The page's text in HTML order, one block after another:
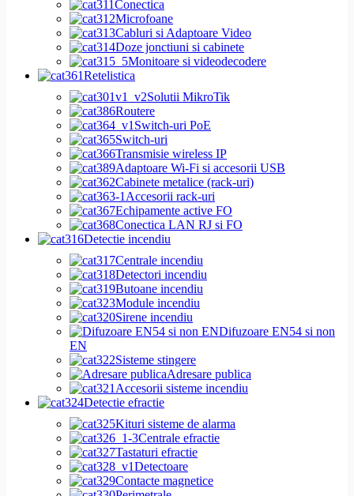
Conectica
Microfoane
Cabluri si Adaptoare Video
Doze jonctiuni si cabinete
Monitoare si videodecodere
Retelistica
Solutii MikroTik
Routere
Switch-uri PoE
Switch-uri
Transmisie wireless IP
Adaptoare Wi-Fi si accesorii USB
Cabinete metalice (rack-uri)
Accesorii rack-uri
Echipamente active FO
Conectica LAN RJ si FO
Detectie incendiu
Centrale incendiu
Detectori incendiu
Butoane incendiu
Module incendiu
Sirene incendiu
Difuzoare EN54 si non
EN
Sisteme stingere
Adresare publica
Accesorii sisteme incendiu
Detectie efractie
Kituri sisteme de alarma
Centrale efractie
Tastaturi efractie
Detectoare
Contacte magnetice